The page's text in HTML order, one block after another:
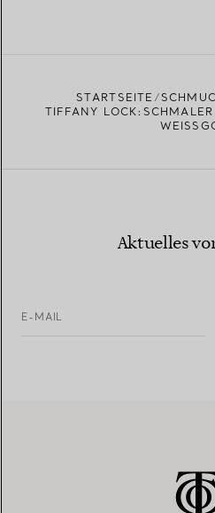
STARTSEITE
TIFFANY
Aktuelles
E-MAIL